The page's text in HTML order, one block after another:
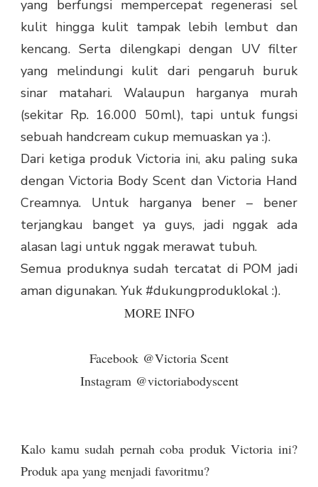
yang berfungsi mempercepat regenerasi sel
kulit hingga kulit tampak lebih lembut dan
kencang. Serta dilengkapi dengan UV filter
yang melindungi kulit dari pengaruh buruk
sinar matahari. Walaupun harganya murah
(sekitar Rp. 16.000 50ml), tapi untuk fungsi
sebuah handcream cukup memuaskan ya :).
Dari ketiga produk Victoria ini, aku paling suka
dengan Victoria Body Scent dan Victoria Hand
Creamnya. Untuk harganya bener – bener
terjangkau banget ya guys, jadi nggak ada
alasan lagi untuk nggak merawat tubuh.
Semua produknya sudah tercatat di POM jadi
aman digunakan. Yuk #dukungproduklokal :).
MORE INFO
Facebook @Victoria Scent
Instagram @victoriabodyscent
Kalo kamu sudah pernah coba produk Victoria ini?
Produk apa yang menjadi favoritmu?